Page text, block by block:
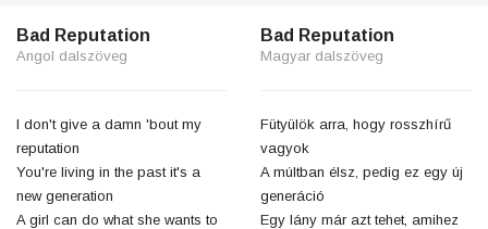
Bad Reputation
Angol dalszöveg
I don't give a damn 'bout my
reputation
You're living in the past it's a
new generation
A girl can do what she wants to
Bad Reputation
Magyar dalszöveg
Fütyülök arra, hogy rosszhírű
vagyok
A múltban élsz, pedig ez egy új
generáció
Egy lány már azt tehet, amihez